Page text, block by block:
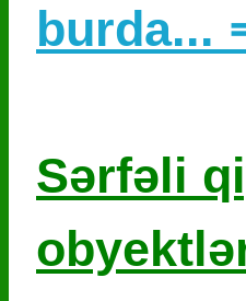
burda...
Sərfəli